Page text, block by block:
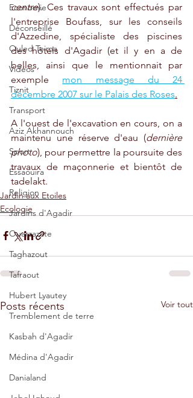
Economie
Déconseillé
Ouled Teima
Vidéos
Tiznit
Transport
Aziz Akhannouch
Sport
Essaouira
Religion
Jardins d'Agadir
Ouarzazate
Taghazout
Tafraout
Hubert Lyautey
Tremblement de terre
Kasbah d'Agadir
Médina d'Agadir
Danialand
centre). Ces travaux sont effectués par
l'entreprise Boufass, sur les conseils
d'Azzedine, spécialiste des piscines
des hôtels d'Agadir (et il y en a de
belles, ainsi que le mentionnait par
exemple mon message du 24
décembre 2007 sur le Palais des Roses.
A l'ouest de l'excavation en cours, on a
maintenu une réserve d'eau (dernière
photo), pour permettre la poursuite des
travaux de maçonnerie et bientôt de
tadelakt.
Jardin aux Etoiles
Ecologie
Posts récents Voir tout